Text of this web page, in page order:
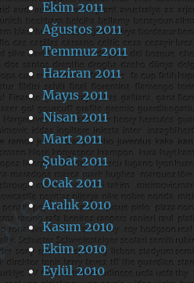
Ekim 2011
Ağustos 2011
Temmuz 2011
Haziran 2011
Mayıs 2011
Nisan 2011
Mart 2011
Şubat 2011
Ocak 2011
Aralık 2010
Kasım 2010
Ekim 2010
Eylül 2010